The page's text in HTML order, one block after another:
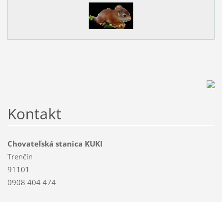
Kontakt
Chovateľská stanica KUKI
Trenčín
91101
0908 404 474